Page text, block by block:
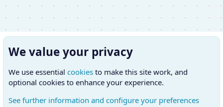
We value your privacy
We use essential cookies to make this site work, and
optional cookies to enhance your experience.
See further information and configure your preferences